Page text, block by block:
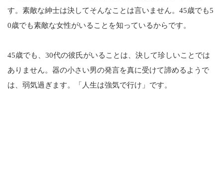
す。素敵な紳士は決してそんなことは言いません。45歳でも5
0歳でも素敵な女性がいることを知っているからです。
45歳でも、30代の彼氏がいることは、決して珍しいことでは
ありません。器の小さい男の発言を真に受けて諦めるようで
は、弱気過ぎます。「人生は強気で行け」です。